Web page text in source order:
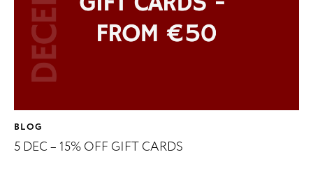
BLOG
5 DEC – 15% OFF GIFT CARDS